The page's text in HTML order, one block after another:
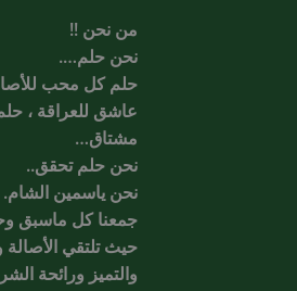
من نحن !!
نحن حلم….
حلم كل محب
عاشق للعراقة ،
مشتاق…
نحن حلم تحقق..
نحن ياسمين الشام.
جمعنا كل ماسبق
حيث تلتقي الأصالة
والتميز ورائحة